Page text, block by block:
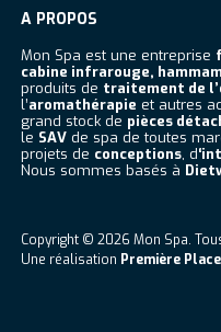
A PROPOS
Mon Spa est une entreprise
cabine infrarouge, hammam
produits de traitement de
l’aromathérapie et autres
grand stock de pièces
le SAVde spa de toutes
projets de conceptions, d
Nous sommes basés à
Copyright © 2026 Mon Spa.
Une réalisation Première Place